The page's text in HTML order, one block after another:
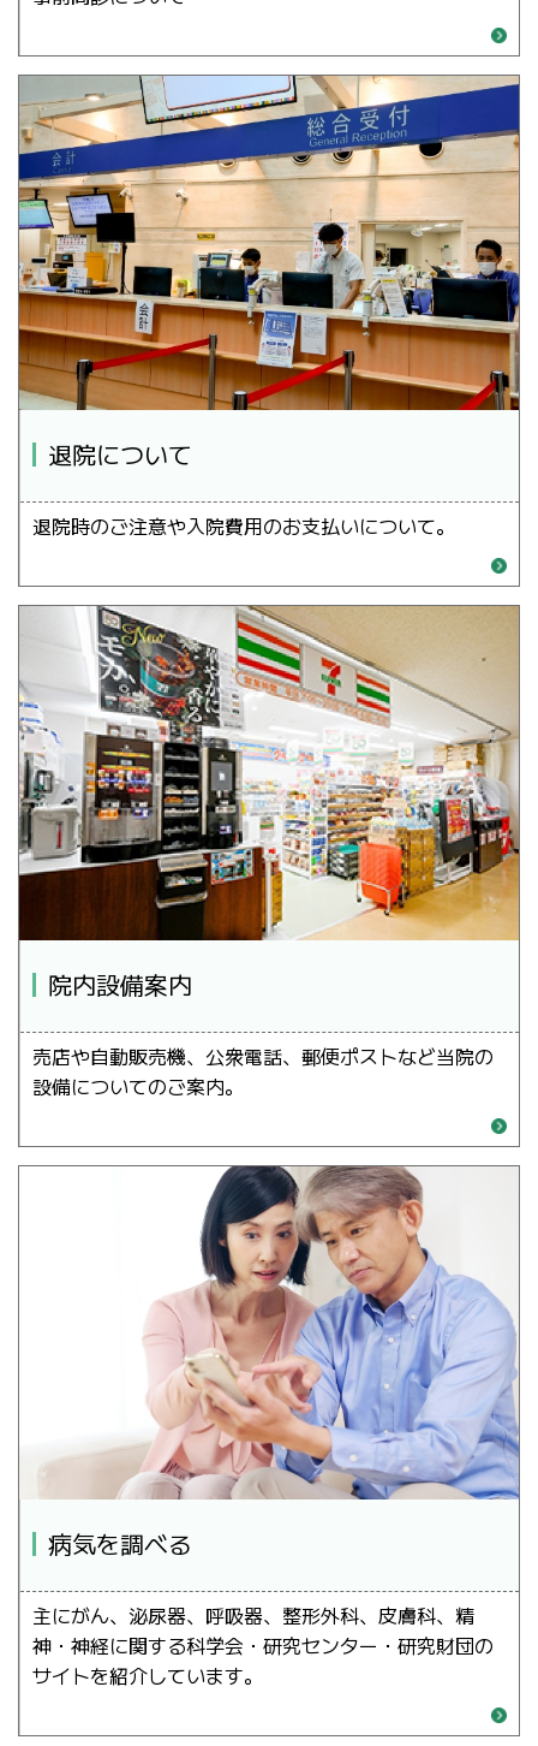
退院について
退院時のご注意や入院費用のお支払いについて。
院内設備案内
売店や自動販売機、公衆電話、郵便ポストなど当院の
設備についてのご案内。
病気を調べる
主にがん、泌尿器、呼吸器、整形外科、皮膚科、精
神・神経に関する科学会・研究センター・研究財団の
サイトを紹介しています。